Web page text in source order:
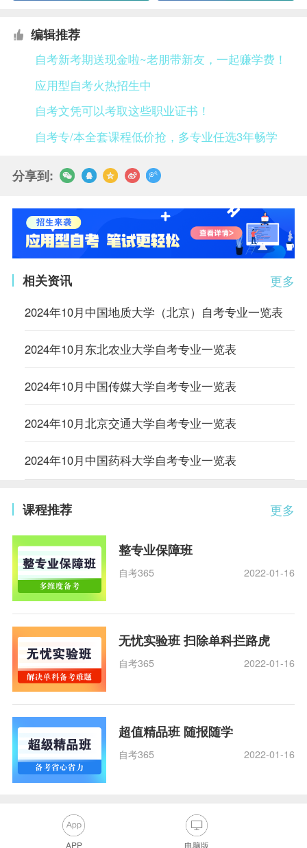
编辑推荐
自考新考期送现金啦~老朋带新友，一起赚学费！
应用型自考火热招生中
自考文凭可以考取这些职业证书！
自考专/本全套课程低价抢，多专业任选3年畅学
分享到:
更多
相关资讯
2024年10月中国地质大学（北京）自考专业一览表
2024年10月东北农业大学自考专业一览表
2024年10月中国传媒大学自考专业一览表
2024年10月北京交通大学自考专业一览表
2024年10月中国药科大学自考专业一览表
更多
课程推荐
整专业保障班
自考365 2022-01-16
无忧实验班 扫除单科拦路虎
自考365 2022-01-16
超值精品班 随报随学
自考365 2022-01-16
APP 电脑版